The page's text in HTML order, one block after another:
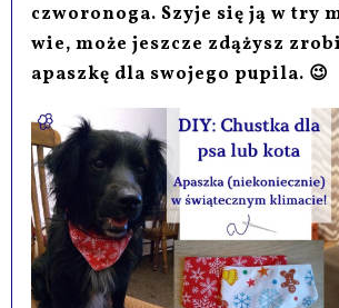
czworonoga. Szyje się ją w try
wie, może jeszcze zdążysz
apaszkę dla swojego pupila. 😉